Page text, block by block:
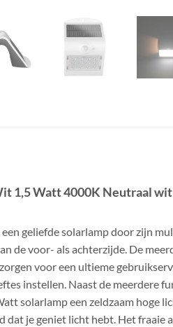
1,5 Watt 4000K Neutraal
een geliefde solarlamp door zijn
de voor- als achterzijde. De
voor een ultieme
instellen. Naast de meerdere
solarlamp een zeldzaam hoge
dat je geniet licht hebt. Het fraaie